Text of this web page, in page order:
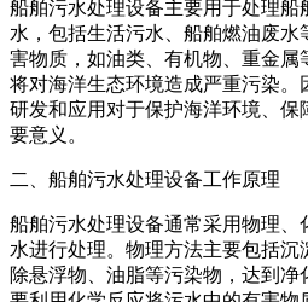
船舶污水处理设备主要用于处理船
水，包括生活污水、船舶燃油废
害物质，如油类、有机物、重金属
将对海洋生态环境造成严重污染。
研发和应用对于保护海洋环境、
要意义。
二、船舶污水处理设备工作原理
船舶污水处理设备通常采用物理
水进行处理。物理方法主要包括
除悬浮物、油脂等污染物，达到